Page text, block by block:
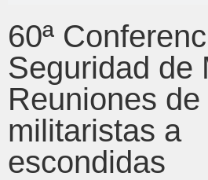
60ª
Seguridad de
Reuniones de
militaristas a
escondidas